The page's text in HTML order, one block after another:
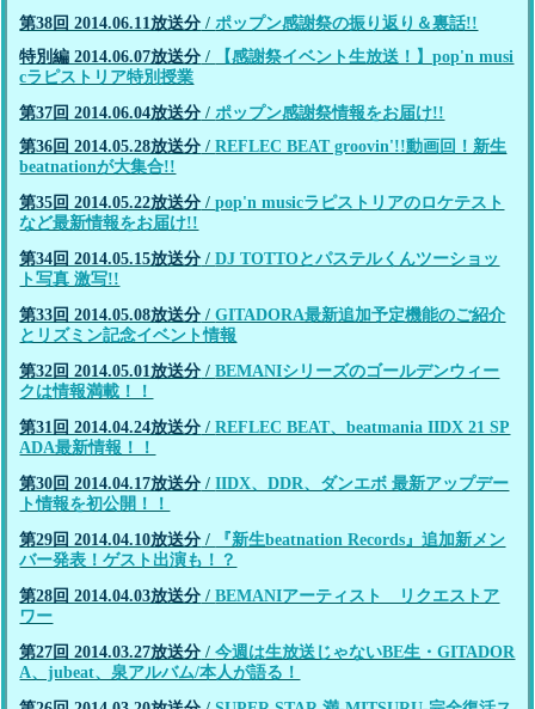
第38回 2014.06.11放送分 / ポップン感謝祭の振り返り＆裏話!!
特別編 2014.06.07放送分 / 【感謝祭イベント生放送！】pop'n musi
cラピストリア特別授業
第37回 2014.06.04放送分 / ポップン感謝祭情報をお届け!!
第36回 2014.05.28放送分 /REFLEC BEAT groovin'!!動画回！新生
beatnationが大集合!!
第35回 2014.05.22放送分 /pop'n musicラピストリアのロケテスト
など最新情報をお届け!!
第34回 2014.05.15放送分 /DJ TOTTOとパステルくんツーショッ
ト写真 激写!!
第33回 2014.05.08放送分 /GITADORA最新追加予定機能のご紹介
とリズミン記念イベント情報
第32回 2014.05.01放送分 /BEMANIシリーズのゴールデンウィー
クは情報満載！！
第31回 2014.04.24放送分 /REFLEC BEAT、beatmania IIDX 21 SP
ADA最新情報！！
第30回 2014.04.17放送分 /IIDX、DDR、ダンエボ 最新アップデー
ト情報を初公開！！
第29回 2014.04.10放送分 / 『新生beatnation Records』追加新メン
バー発表！ゲスト出演も！？
第28回 2014.04.03放送分 /BEMANIアーティスト リクエストア
ワー
第27回 2014.03.27放送分 /今週は生放送じゃないBE生・GITADOR
A、jubeat、泉アルバム/本人が語る！